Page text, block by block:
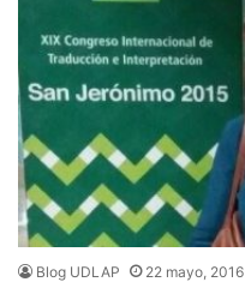
Blog UDLAP 22 mayo, 2016